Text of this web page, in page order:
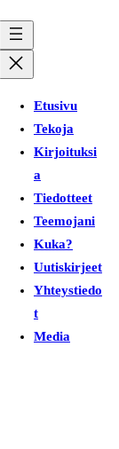
Etusivu
Tekoja
Kirjoituksi
a
Tiedotteet
Teemojani
Kuka?
Uutiskirjeet
Yhteystiedo
t
Media